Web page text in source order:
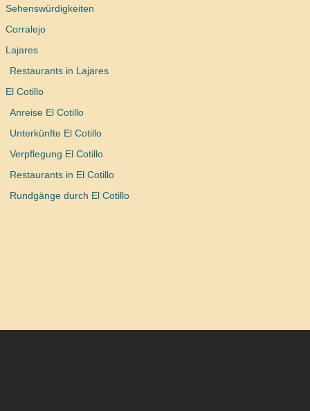
Sehenswürdigkeiten
Corralejo
Lajares
Restaurants in Lajares
El Cotillo
Anreise El Cotillo
Unterkünfte El Cotillo
Verpflegung El Cotillo
Restaurants in El Cotillo
Rundgänge durch El Cotillo